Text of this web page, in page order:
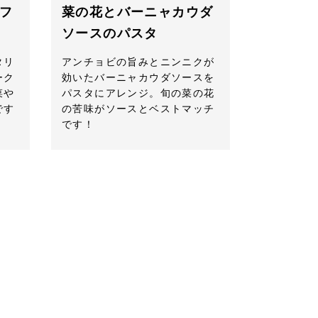
や
菜の花とバーニャカウダ
ソースのパスタ
アンチョビの旨みとニンニクが
効いたバーニャカウダソースを
パスタにアレンジ。旬の菜の花
の苦味がソースとベストマッチ
です！